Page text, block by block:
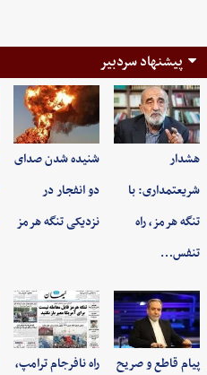
پیشنهاد سردبیر
هشدار
شریعتمداری: با
تنگه هرمز، راه
تنفس…
شنیده شدن صدای
دو انفجار در
نزدیکی تنگه هرمز
پیام قاطع و صریح
راه نافرجام ترامپ،